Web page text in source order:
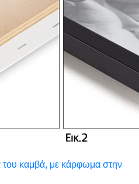
του καμβά, με κάρφωμα στην